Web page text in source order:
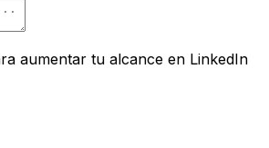
aumentar tu alcance en LinkedIn